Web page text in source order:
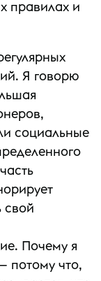
правилах и
Я говорю
социальные
свой
Почему я
потому что,